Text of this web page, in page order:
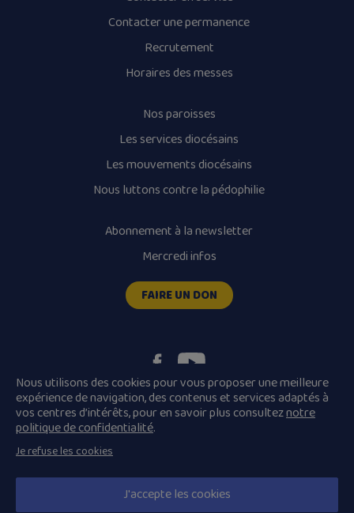
Contacter une permanence
Recrutement
Horaires des messes
Nos paroisses
Les services diocésains
Les mouvements diocésains
Nous luttons contre la pédophilie
Abonnement à la newsletter
Mercredi infos
FAIRE UN DON
Plan du site
Mentions légales
Conditions Générales de Vente
© 2026 Diocèse de Quimper et Léon, Tous droits réservés.
Nous utilisons des cookies pour vous proposer une meilleure
expérience de navigation, des contenus et services adaptés à
vos centres d’intérêts, pour en savoir plus consulteznotre
politique de confidentialité.
Je refuse les cookies
J'accepte les cookies